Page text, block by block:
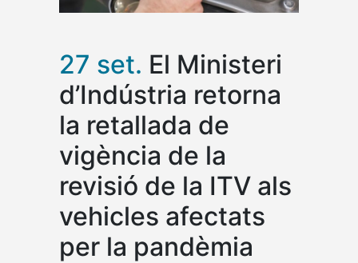
27 set. El Ministeri
d’Indústria retorna
la retallada de
vigència de la
revisió de la ITV als
vehicles afectats
per la pandèmia